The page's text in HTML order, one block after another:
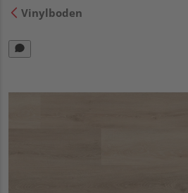
Vinylboden